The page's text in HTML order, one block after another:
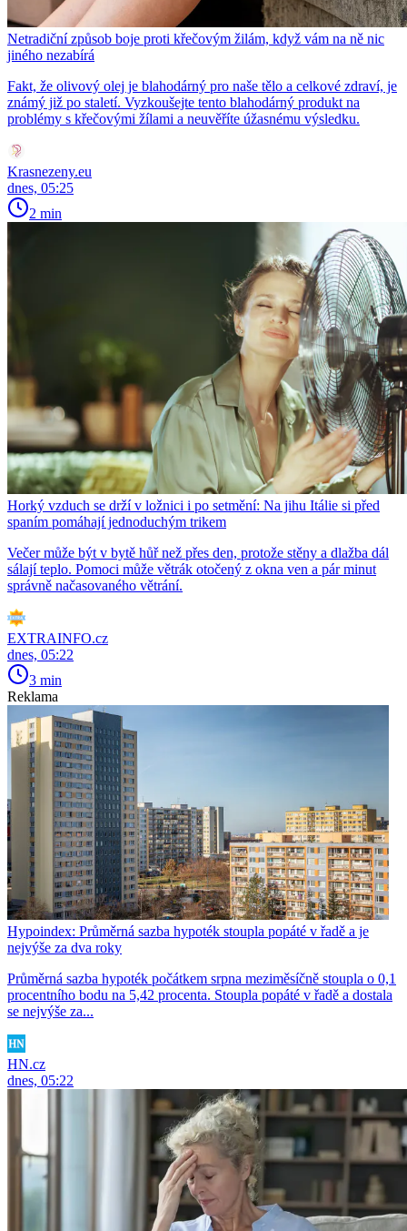
Netradiční způsob boje proti křečovým žilám, když vám na ně nic
jiného nezabírá
Fakt, že olivový olej je blahodárný pro naše tělo a celkové zdraví, je
známý již po staletí. Vyzkoušejte tento blahodárný produkt na
problémy s křečovými žílami a neuvěříte úžasnému výsledku.
Krasnezeny.eu
dnes, 05:25
2 min
Horký vzduch se drží v ložnici i po setmění: Na jihu Itálie si před
spaním pomáhají jednoduchým trikem
Večer může být v bytě hůř než přes den, protože stěny a dlažba dál
sálají teplo. Pomoci může větrák otočený z okna ven a pár minut
správně načasovaného větrání.
EXTRAINFO.cz
dnes, 05:22
3 min
Reklama
Hypoindex: Průměrná sazba hypoték stoupla popáté v řadě a je
nejvýše za dva roky
Průměrná sazba hypoték počátkem srpna meziměsíčně stoupla o 0,1
procentního bodu na 5,42 procenta. Stoupla popáté v řadě a dostala
se nejvýše za...
HN.cz
dnes, 05:22